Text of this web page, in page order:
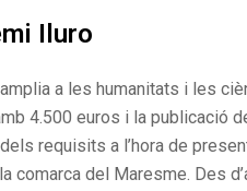
Iluro
a les humanitats i les
4.500 euros i la publicació
requisits a l’hora de
del Maresme. Des